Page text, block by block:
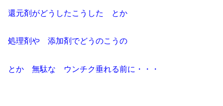
還元剤がどうしたこうした とか
処理剤や 添加剤でどうのこうの
とか 無駄な ウンチク垂れる前に・・・